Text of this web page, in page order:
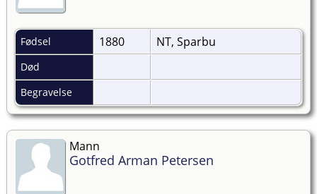
Fødsel 1880 NT, Sparbu
Død
Begravelse
Mann
Gotfred Arman Petersen